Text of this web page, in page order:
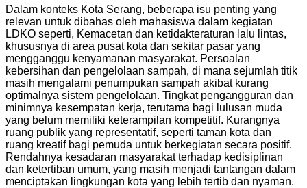
Dalam konteks Kota Serang, beberapa isu penting yang
relevan untuk dibahas oleh mahasiswa dalam kegiatan
LDKO seperti, Kemacetan dan ketidakteraturan lalu lintas,
khususnya di area pusat kota dan sekitar pasar yang
mengganggu kenyamanan masyarakat. Persoalan
kebersihan dan pengelolaan sampah, di mana sejumlah titik
masih mengalami penumpukan sampah akibat kurang
optimalnya sistem pengelolaan. Tingkat pengangguran dan
minimnya kesempatan kerja, terutama bagi lulusan muda
yang belum memiliki keterampilan kompetitif. Kurangnya
ruang publik yang representatif, seperti taman kota dan
ruang kreatif bagi pemuda untuk berkegiatan secara positif.
Rendahnya kesadaran masyarakat terhadap kedisiplinan
dan ketertiban umum, yang masih menjadi tantangan dalam
menciptakan lingkungan kota yang lebih tertib dan nyaman.